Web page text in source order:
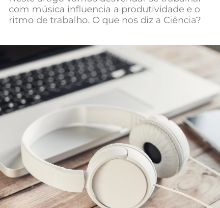
Mundial 2026
com música influencia a produtividade e o
ritmo de trabalho. O que nos diz a Ciência?